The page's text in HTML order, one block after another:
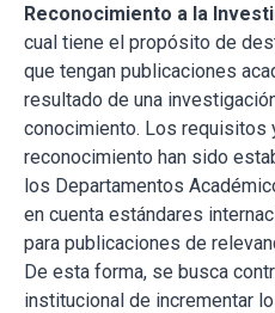
Reconocimiento a la
cual tiene el propósito de
que tengan publicaciones
resultado de una
conocimiento. Los requisitos
reconocimiento han sido
los Departamentos
en cuenta estándares
para publicaciones de
De esta forma, se busca
institucional de incrementar